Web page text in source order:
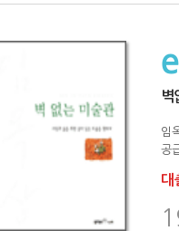
벽
임
공
대